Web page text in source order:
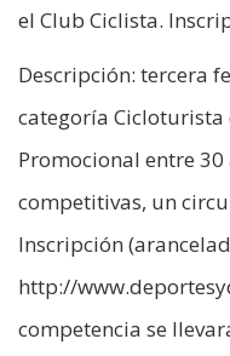
el Club Ciclista.
Descripción: tercera
categoría Cicloturista
Promocional entre
competitivas, un
Inscripción
http://
competencia se